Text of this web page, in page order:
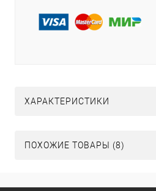
ХАРАКТЕРИСТИКИ
ПОХОЖИЕ ТОВАРЫ (8)